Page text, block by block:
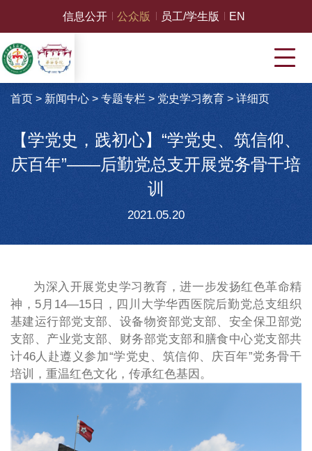
信息公开 公众版 员工/学生版 EN
首页 > 新闻中心> 专题专栏> 党史学习教育 > 详细页
【学党史，践初心】“学党史、筑信仰、
庆百年”——后勤党总支开展党务骨干培
训
2021.05.20
为深入开展党史学习教育，进一步发扬红色革命精
神，5月14—15日，四川大学华西医院后勤党总支组织
基建运行部党支部、设备物资部党支部、安全保卫部党
支部、产业党支部、财务部党支部和膳食中心党支部共
计46人赴遵义参加“学党史、筑信仰、庆百年”党务骨干
培训，重温红色文化，传承红色基因。